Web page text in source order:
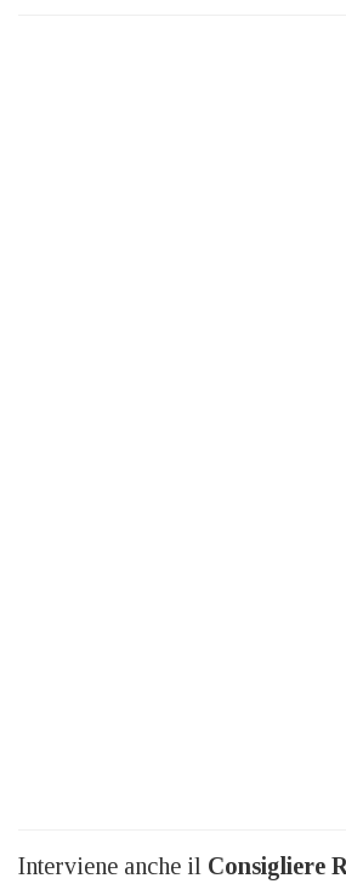
Interviene anche il Consigliere